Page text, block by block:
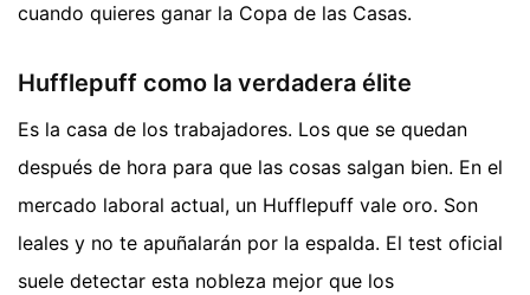
cuando quieres ganar la Copa de las Casas.
Hufflepuff como la verdadera élite
Es la casa de los trabajadores. Los que se quedan
después de hora para que las cosas salgan bien. En el
mercado laboral actual, un Hufflepuff vale oro. Son
leales y no te apuñalarán por la espalda. El test oficial
suele detectar esta nobleza mejor que los